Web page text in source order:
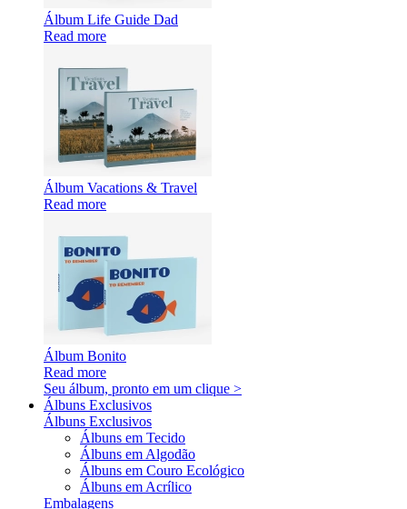
Álbum Life Guide Dad
Read more
Álbum Vacations & Travel
Read more
Álbum Bonito
Read more
Seu álbum, pronto em um clique >
Álbuns Exclusivos
Álbuns Exclusivos
Álbuns em Tecido
Álbuns em Algodão
Álbuns em Couro Ecológico
Álbuns em Acrílico
Embalagens